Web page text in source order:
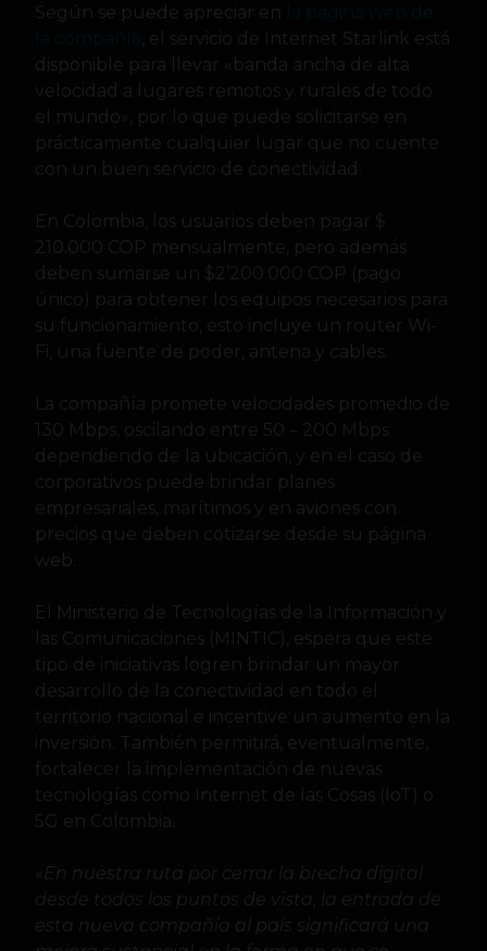
Según se puede apreciar en
, el servicio de Internet Starlink está
disponible para llevar «banda ancha de alta
velocidad a lugares remotos y rurales de todo
el mundo», por lo que puede solicitarse en
prácticamente cualquier lugar que no cuente
con un buen servicio de conectividad.
En Colombia, los usuarios deben pagar $
210.000 COP mensualmente, pero además
deben sumarse un $2’200.000 COP (pago
único) para obtener los equipos necesarios para
su funcionamiento, esto incluye un router Wi-
Fi, una fuente de poder, antena y cables.
La compañía promete velocidades promedio de
130 Mbps, oscilando entre 50 – 200 Mbps
dependiendo de la ubicación, y en el caso de
corporativos puede brindar planes
empresariales, marítimos y en aviones con
precios que deben cotizarse desde su página
web.
El Ministerio de Tecnologías de la Información y
las Comunicaciones (MINTIC), espera que este
tipo de iniciativas logren brindar un mayor
desarrollo de la conectividad en todo el
territorio nacional e incentive un aumento en la
inversión. También permitirá, eventualmente,
fortalecer la implementación de nuevas
tecnologías como Internet de las Cosas (IoT) o
5G en Colombia.
«En nuestra ruta por cerrar la brecha digital
desde todos los puntos de vista, la entrada de
esta nueva compañía al país significará una